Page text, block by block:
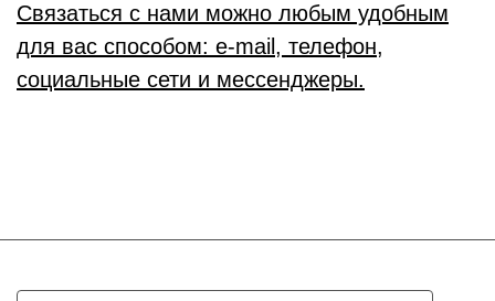
Связаться с нами можно любым удобным
для вас способом: e-mail, телефон,
социальные сети и мессенджеры.